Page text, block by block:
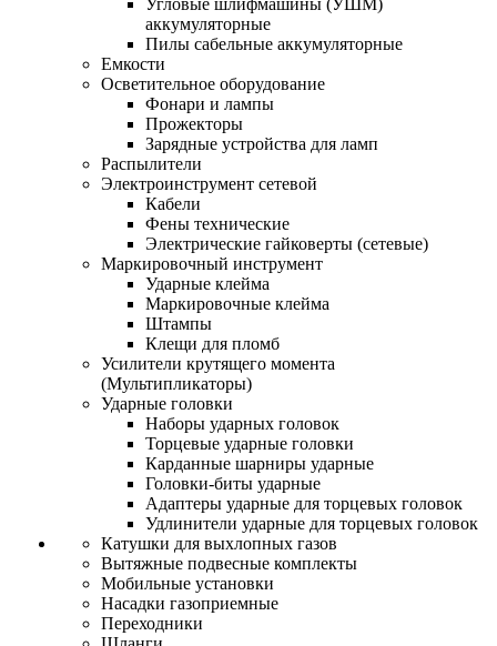
Угловые шлифмашины (УШМ)
аккумуляторные
Пилы сабельные аккумуляторные
Емкости
Осветительное оборудование
Фонари и лампы
Прожекторы
Зарядные устройства для ламп
Распылители
Электроинструмент сетевой
Кабели
Фены технические
Электрические гайковерты (сетевые)
Маркировочный инструмент
Ударные клейма
Маркировочные клейма
Штампы
Клещи для пломб
Усилители крутящего момента
(Мультипликаторы)
Ударные головки
Наборы ударных головок
Торцевые ударные головки
Карданные шарниры ударные
Головки-биты ударные
Адаптеры ударные для торцевых головок
Удлинители ударные для торцевых головок
Катушки для выхлопных газов
Вытяжные подвесные комплекты
Мобильные установки
Насадки газоприемные
Переходники